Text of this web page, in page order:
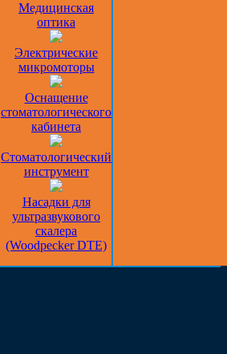
Медицинская
оптика
Электрические
микромоторы
Оснащение
стоматологического
кабинета
Стоматологический
инструмент
Насадки для
ультразвукового
скалера
(Woodpecker DTE)